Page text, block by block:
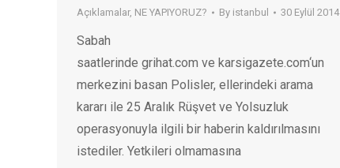
Açıklamalar, NE YAPIYORUZ? By istanbul 30 Eylül 2014
Sabah
saatlerinde grihat.com ve karsigazete.com‘un
merkezini basan Polisler, ellerindeki arama
kararı ile 25 Aralık Rüşvet ve Yolsuzluk
operasyonuyla ilgili bir haberin kaldırılmasını
istediler. Yetkileri olmamasına